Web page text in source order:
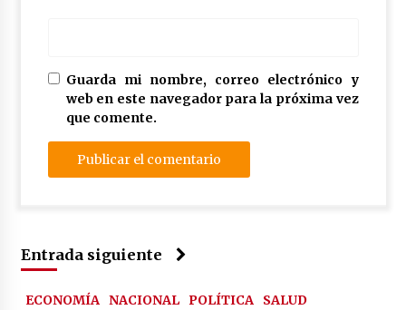
Guarda mi nombre, correo electrónico y
web en este navegador para la próxima vez
que comente.
Entrada siguiente
ECONOMÍA NACIONAL POLÍTICA
SALUD